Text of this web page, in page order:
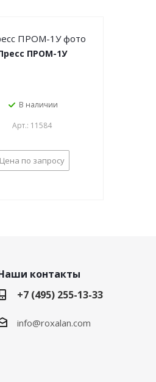
ПРОМ-1У
В наличии
Арт.: 11584
Цена по запросу
контакты
+7 (495) 255-13-33
info@roxalan.com